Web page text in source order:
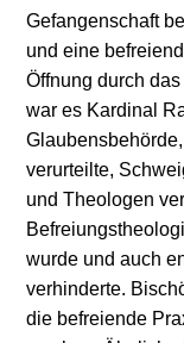
Gefangenschaft
und eine
Öffnung durch
war es Kardinal
verurteilte,
und Theologen
wurde und auch
verhinderte.
die befreiende